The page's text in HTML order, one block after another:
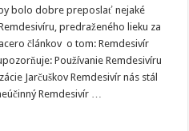
bolo dobre preposlať nejaké
predraženého lieku za
článkov o tom: Remdesivír
Používanie Remdesivíru
Jarčuškov Remdesivír nás stál
Remdesivír …